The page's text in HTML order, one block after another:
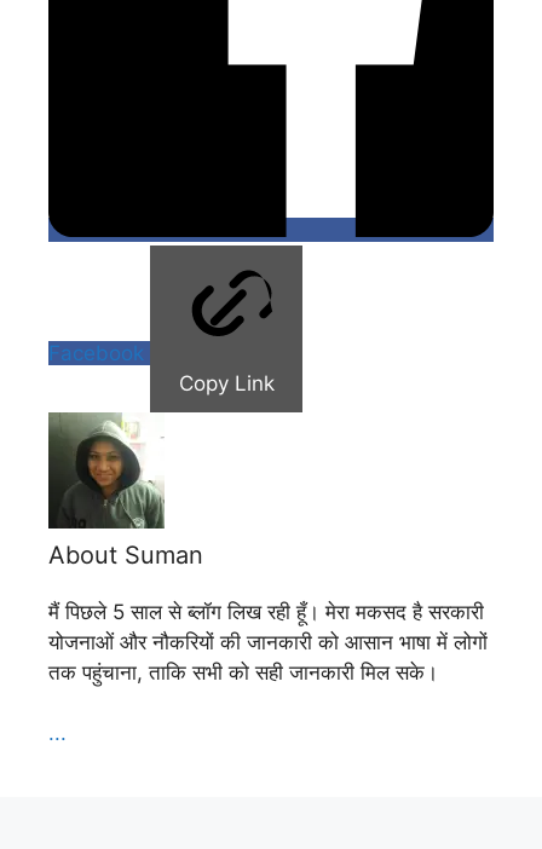
Facebook
Copy Link
About Suman
मैं पिछले 5 साल से ब्लॉग लिख रही हूँ। मेरा मकसद है सरकारी
योजनाओं और नौकरियों की जानकारी को आसान भाषा में लोगों
तक पहुंचाना, ताकि सभी को सही जानकारी मिल सके।
...